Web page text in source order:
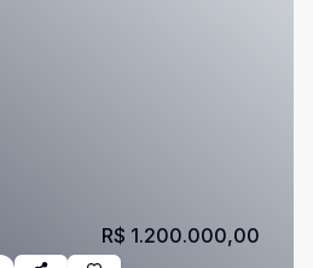
R$ 1.200.000,00